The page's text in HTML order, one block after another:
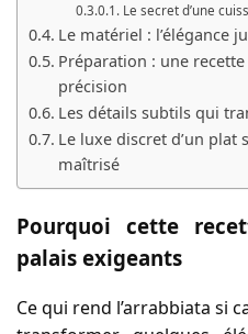
Le secret d’une
Le matériel : l’élégance
Préparation : une
précision
Les détails subtils qui
Le luxe discret d’un
maîtrisé
Pourquoi cette
palais exigeants
Ce qui rend l’arrabbiata si